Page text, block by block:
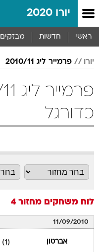
יורו 2020
ראשי חדשות מבזקים
יורו פרמייר ליג 2010/11
כדורגל
לוח משחקים מחזור 4
11/09/2010
אברטון (1)